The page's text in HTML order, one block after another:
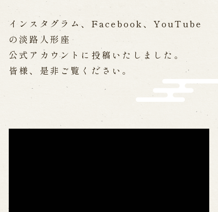
お問い合わせ
よくあるご質問
お電話でお問い合わせ
メールフォームから予約
お電話で予約
インスタグラム、Facebook、YouTube
の淡路人形座
公式アカウントに投稿いたしました。
皆様、是非ご覧ください。